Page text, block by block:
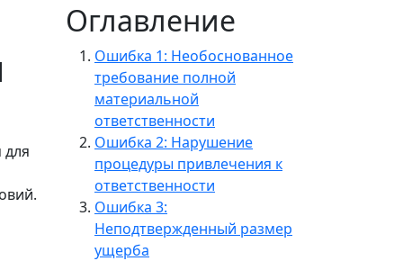
Оглавление
Ошибка 1: Необоснованное
требование полной
материальной
ответственности
Ошибка 2: Нарушение
процедуры привлечения к
ответственности
Ошибка 3:
Неподтвержденный размер
ущерба